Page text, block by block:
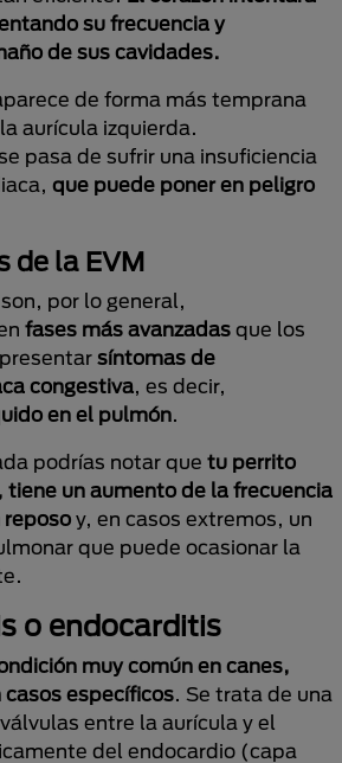
su frecuencia y
de sus cavidades.
de forma más temprana
aurícula izquierda.
pasa de sufrir una insuficiencia
que puede poner en peligro
de la EVM
por lo general,
fases más avanzadas que los
síntomas de
congestiva, es decir,
en el pulmón.
podrías notar que tu perrito
tiene un aumento de la frecuencia
reposo y, en casos extremos, un
que puede ocasionar la
o endocarditis
muy común en canes,
específicos. Se trata de una
entre la aurícula y el
del endocardio (capa